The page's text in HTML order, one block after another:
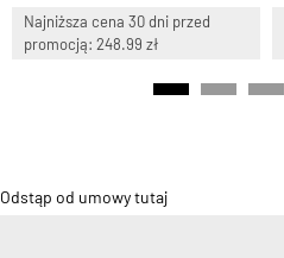
Najniższa cena 30 dni przed
promocją: 248.99 zł
Odstąp od umowy tutaj